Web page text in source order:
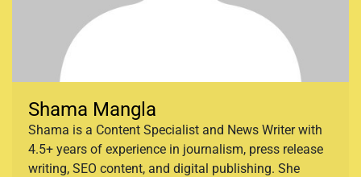
Shama Mangla
Shama is a Content Specialist and News Writer with
4.5+ years of experience in journalism, press release
writing, SEO content, and digital publishing. She